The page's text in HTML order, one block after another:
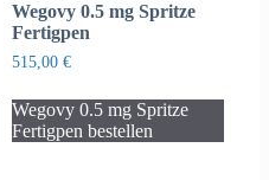
Wegovy 0.5 mg Spritze
Fertigpen
515,00€
Wegovy 0.5 mg Spritze
Fertigpen bestellen